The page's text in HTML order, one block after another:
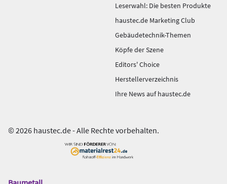
Leserwahl: Die besten Produkte
haustec.de Marketing Club
Gebäudetechnik-Themen
Köpfe der Szene
Editors' Choice
Herstellerverzeichnis
Ihre News auf haustec.de
© 2026 haustec.de - Alle Rechte vorbehalten.